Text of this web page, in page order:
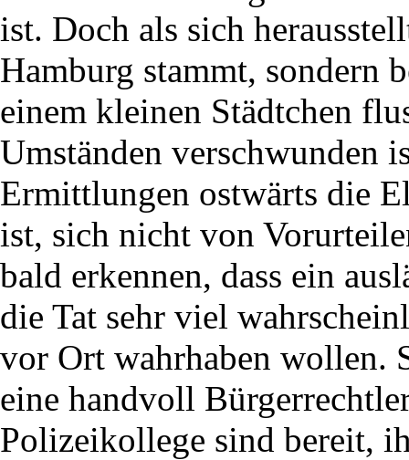
ist. Doch als sich
Hamburg stammt, sondern
einem kleinen Städtchen
Umständen verschwunden
Ermittlungen ostwärts die
ist, sich nicht von
bald erkennen, dass ein
die Tat sehr viel
vor Ort wahrhaben wollen.
eine handvoll
Polizeikollege sind bereit,